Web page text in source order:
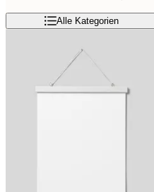
Alle Kategorien